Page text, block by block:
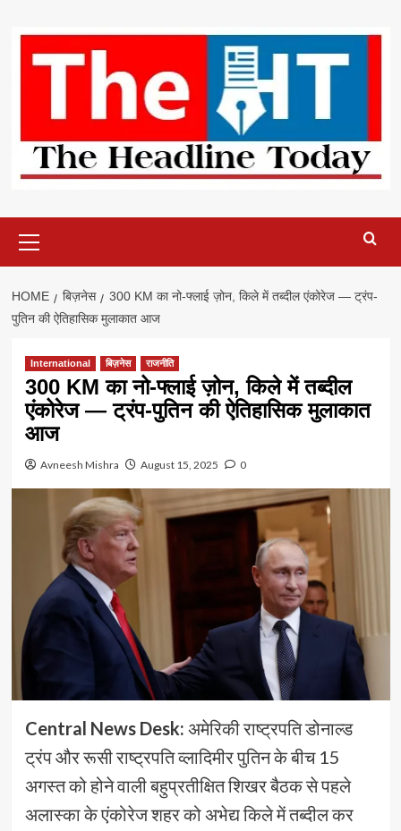
content
Menu
HOME बिज़नेस
300 KM का नो-फ्लाई ज़ोन, किले में तब्दील एंकोरेज — ट्रंप-
पुतिन की ऐतिहासिक मुलाकात आज
International बिज़नेस राजनीति
300 KM का नो-फ्लाई ज़ोन, किले में तब्दील
एंकोरेज — ट्रंप-पुतिन की ऐतिहासिक मुलाकात
आज
Avneesh Mishra August 15, 2025 0
Central News Desk: अमेरिकी राष्ट्रपति डोनाल्ड
ट्रंप और रूसी राष्ट्रपति व्लादिमीर पुतिन के बीच 15
अगस्त को होने वाली बहुप्रतीक्षित शिखर बैठक से पहले
अलास्का के एंकोरेज शहर को अभेद्य किले में तब्दील कर